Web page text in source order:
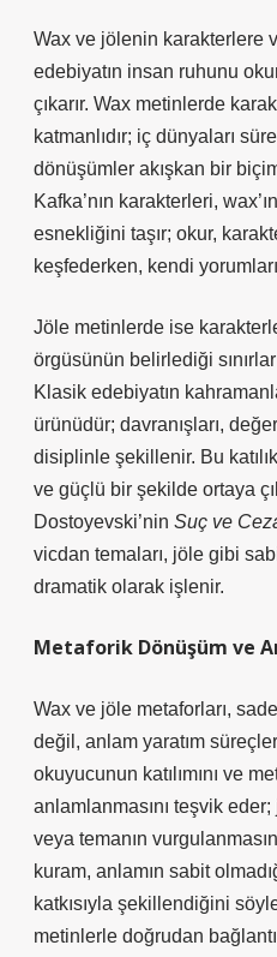
Wax ve jölenin karakterlere
edebiyatın insan ruhunu
çıkarır. Wax metinlerde
katmanlıdır; iç dünyaları
dönüşümler akışkan bir
Kafka’nın karakterleri,
esnekliğini taşır; okur,
keşfederken, kendi
Jöle metinlerde ise
örgüsünün belirlediği
Klasik edebiyatın
ürünüdür; davranışları,
disiplinle şekillenir. Bu
ve güçlü bir şekilde ortaya
Dostoyevski’nin Suç ve
vicdan temaları, jöle gibi
dramatik olarak işlenir.
Metaforik Dönüşüm ve
Wax ve jöle metaforları,
değil, anlam yaratım
okuyucunun katılımını ve
anlamlanmasını teşvik
veya temanın
kuram, anlamın sabit
katkısıyla şekillendiğini
metinlerle doğrudan